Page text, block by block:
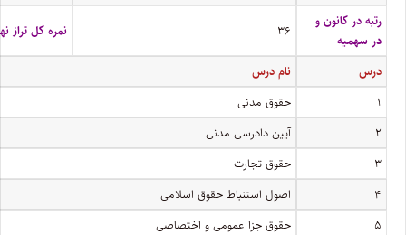
رتبه در کانون و
در سهمیه
۳۶ نمره کل تراز
درس
نام درس
۱
حقوق مدنی
۲
آیین دادرسی مدنی
۳
حقوق تجارت
۴
اصول استنباط حقوق اسلامی
۵
حقوق جزا عمومی و اختصاصی